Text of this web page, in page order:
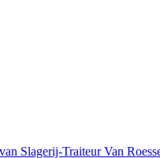
Slagerij-Traiteur Van